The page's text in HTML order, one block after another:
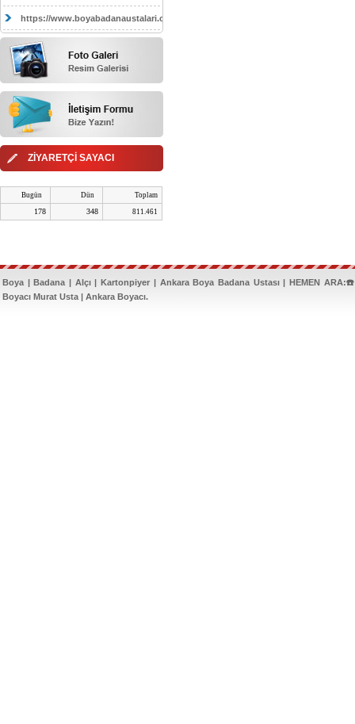
https://www.boyabadanaustalari.com/
ZİYARETÇİ SAYACI
Bugün Dün Toplam
178 348 811.461
Boya | Badana | Alçı | Kartonpiyer | Ankara Boya Badana Ustası | HEMEN
Boyacı Murat Usta | Ankara Boyacı.